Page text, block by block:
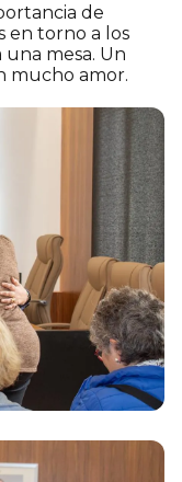
de
en torno a los
mesa. Un
mucho amor.